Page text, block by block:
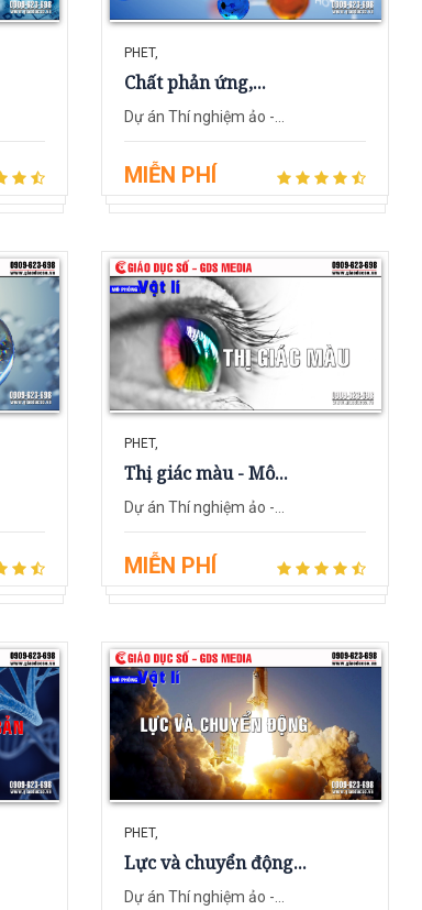
PHET,
Chất phản ứng,...
Dự án Thí nghiệm ảo -...
MIỄN PHÍ
PHET,
Thị giác màu - Mô...
Dự án Thí nghiệm ảo -...
MIỄN PHÍ
PHET,
Lực và chuyển động...
Dự án Thí nghiệm ảo -...